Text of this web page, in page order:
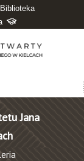
Biblioteka
Jana